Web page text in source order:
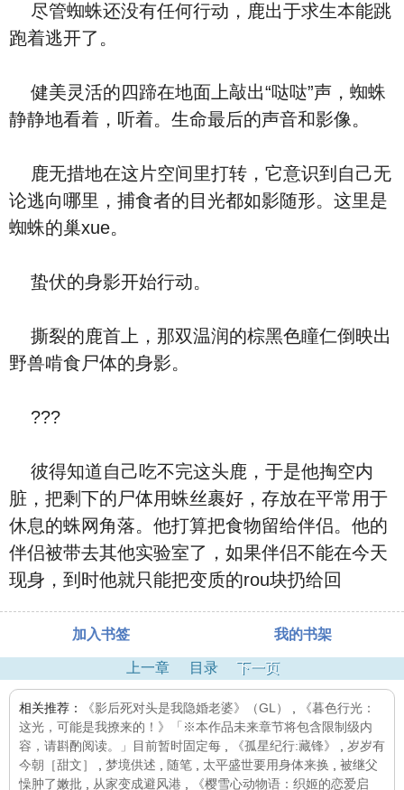
尽管蜘蛛还没有任何行动，鹿出于求生本能跳
跑着逃开了。
健美灵活的四蹄在地面上敲出“哒哒”声，蜘蛛
静静地看着，听着。生命最后的声音和影像。
鹿无措地在这片空间里打转，它意识到自己无
论逃向哪里，捕食者的目光都如影随形。这里是
蜘蛛的巢xue。
蛰伏的身影开始行动。
撕裂的鹿首上，那双温润的棕黑色瞳仁倒映出
野兽啃食尸体的身影。
???
彼得知道自己吃不完这头鹿，于是他掏空内
脏，把剩下的尸体用蛛丝裹好，存放在平常用于
休息的蛛网角落。他打算把食物留给伴侣。他的
伴侣被带去其他实验室了，如果伴侣不能在今天
现身，到时他就只能把变质的rou块扔给回
加入书签 我的书架
上一章 目录 下一页
相关推荐： 《影后死对头是我隐婚老婆》（GL）
《暮色行光：
这光，可能是我撩来的！》「※本作品未来章节将包含限制级内
容，请斟酌阅读。」目前暂时固定每
《孤星纪行:藏锋》
岁岁有
今朝［甜文］
梦境供述 随笔 太平盛世要用身体来换
被继父
懆肿了嫩批
从家变成避风港 《樱雪心动物语：织姬的恋爱启